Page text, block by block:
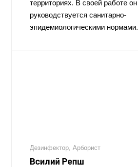
территориях. В своей работе он
руководствуется санитарно-
эпидемиологическими нормами.
Дезинфектор, Арборист
Всилий Репш